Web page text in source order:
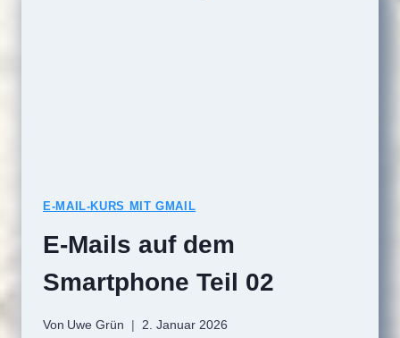
E-MAIL-KURS MIT GMAIL
E-Mails auf dem
Smartphone Teil 02
Von Uwe Grün 2. Januar 2026